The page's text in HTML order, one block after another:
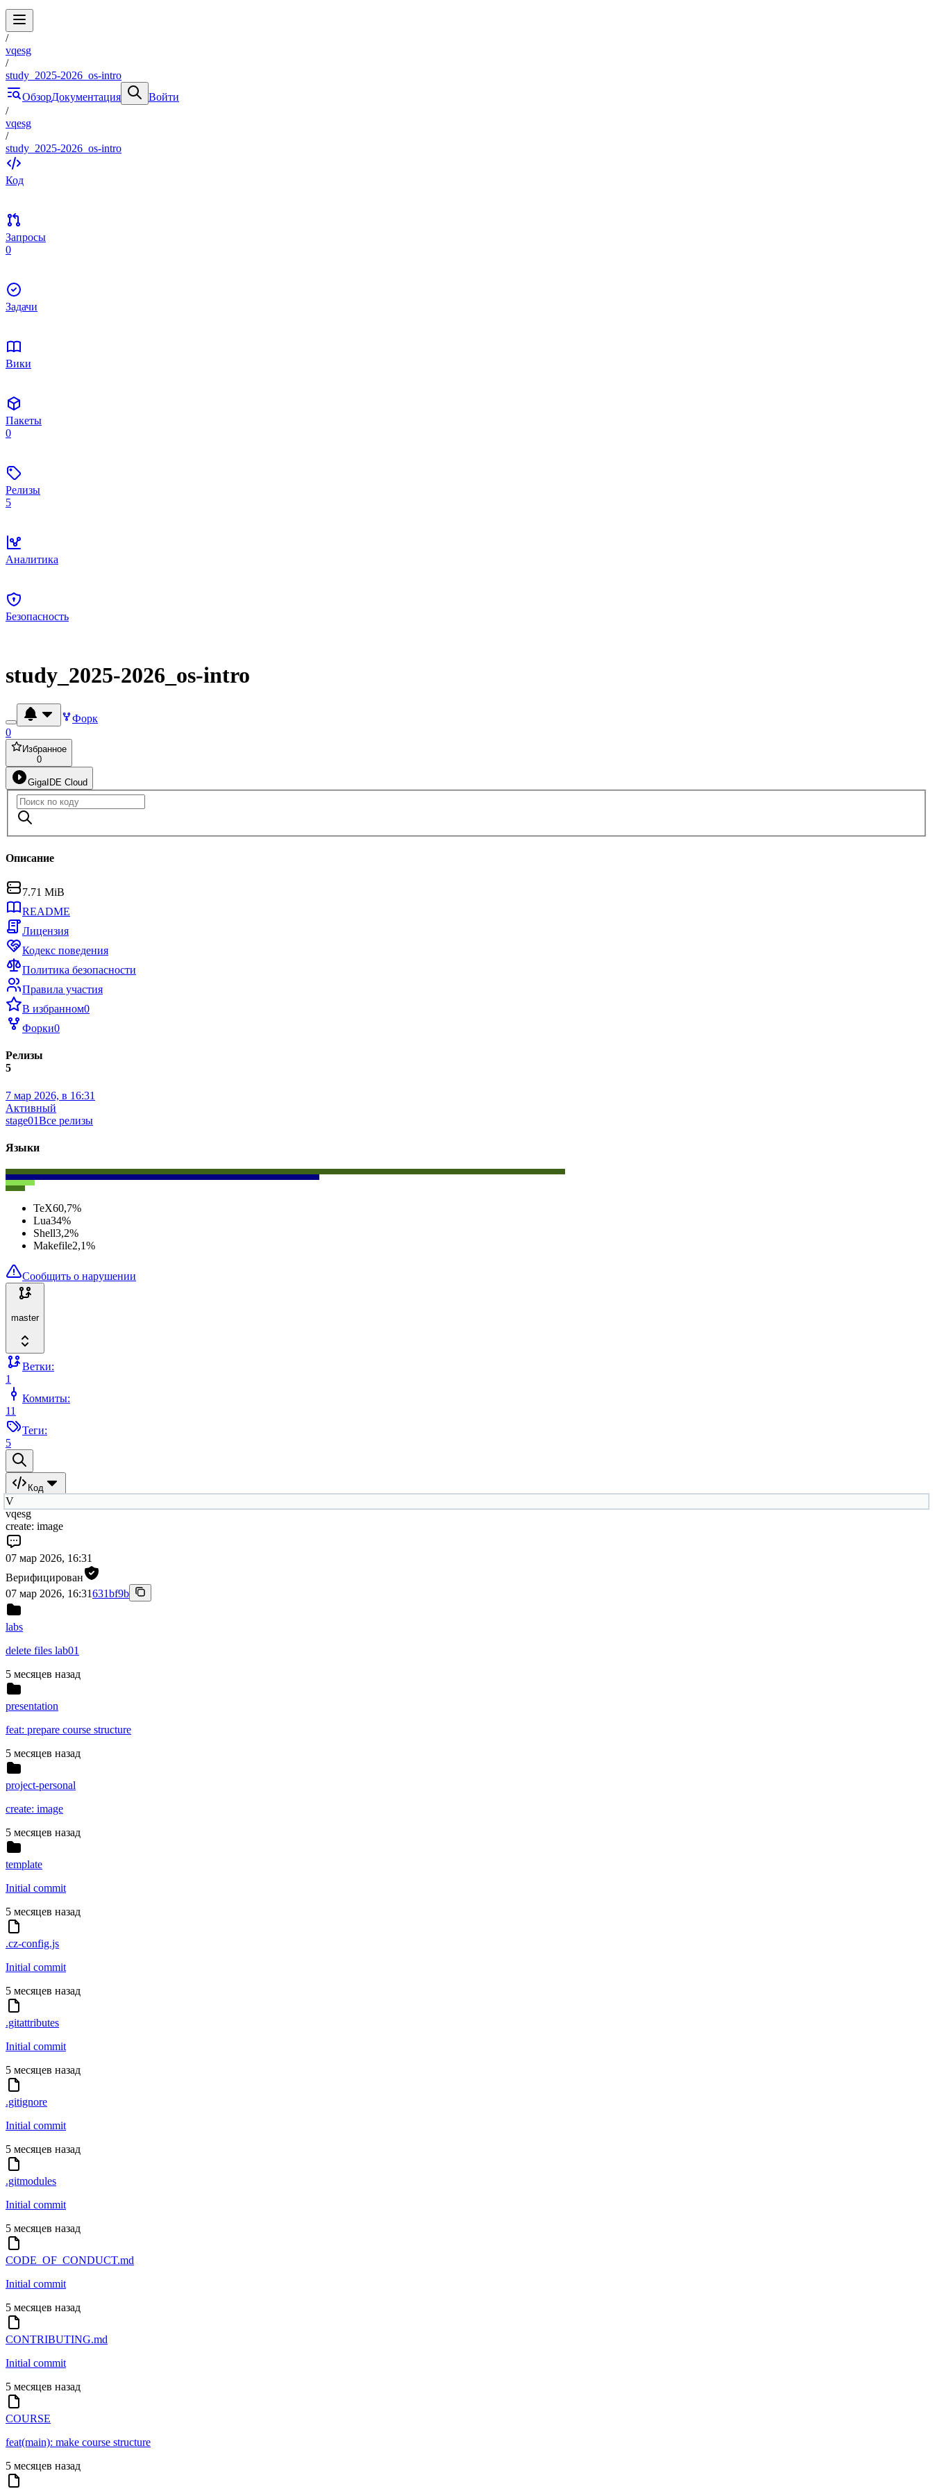
/
vqesg
/
study_2025-2026_os-intro
ОбзорДокументация
Войти
/
vqesg
/
study_2025-2026_os-intro
Код
Запросы
0
Задачи
Вики
Пакеты
0
Релизы
5
Аналитика
Безопасность
study_2025-2026_os-intro
Форк
0
Избранное
0
GigaIDE Cloud
Описание
7.71 MiB
README
Лицензия
Кодекс поведения
Политика безопасности
Правила участия
В избранном0
Форки0
Релизы
5
7 мар 2026, в 16:31
Активный
stage01Все релизы
Языки
TeX60,7%
Lua34%
Shell3,2%
Makefile2,1%
Сообщить о нарушении
master
Ветки:
1
Коммиты:
11
Теги:
5
Код
V
vqesg
create: image
07 мар 2026, 16:31
Верифицирован
07 мар 2026, 16:31631bf9b
labs
delete files lab01
5 месяцев назад
presentation
feat: prepare course structure
5 месяцев назад
project-personal
create: image
5 месяцев назад
template
Initial commit
5 месяцев назад
.cz-config.js
Initial commit
5 месяцев назад
.gitattributes
Initial commit
5 месяцев назад
.gitignore
Initial commit
5 месяцев назад
.gitmodules
Initial commit
5 месяцев назад
CODE_OF_CONDUCT.md
Initial commit
5 месяцев назад
CONTRIBUTING.md
Initial commit
5 месяцев назад
COURSE
feat(main): make course structure
5 месяцев назад